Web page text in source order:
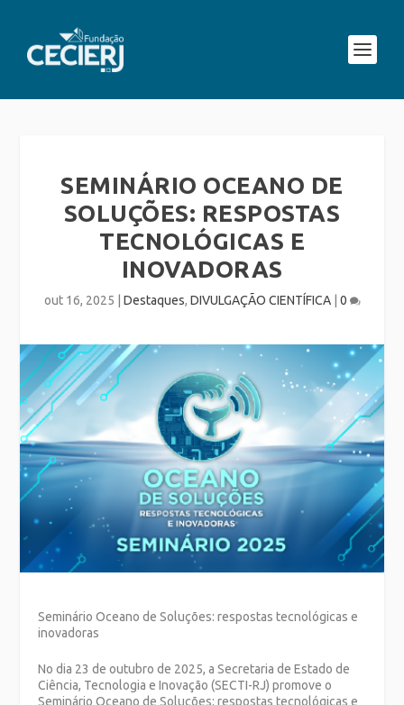
SEMINÁRIO OCEANO DE
SOLUÇÕES: RESPOSTAS
TECNOLÓGICAS E
INOVADORAS
out 16, 2025 Destaques, DIVULGAÇÃO CIENTÍFICA| 0
Seminário Oceano de Soluções: respostas tecnológicas e
inovadoras
No dia 23 de outubro de 2025, a Secretaria de Estado de
Ciência, Tecnologia e Inovação (SECTI-RJ) promove o
Seminário Oceano de Soluções: respostas tecnológicas e